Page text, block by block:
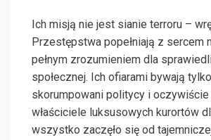
Ich misją nie jest sianie terroru –
Przestępstwa popełniają z sercem
pełnym zrozumieniem dla
społecznej. Ich ofiarami bywają
skorumpowani politycy i
właściciele luksusowych kurortów
wszystko zaczęło się od